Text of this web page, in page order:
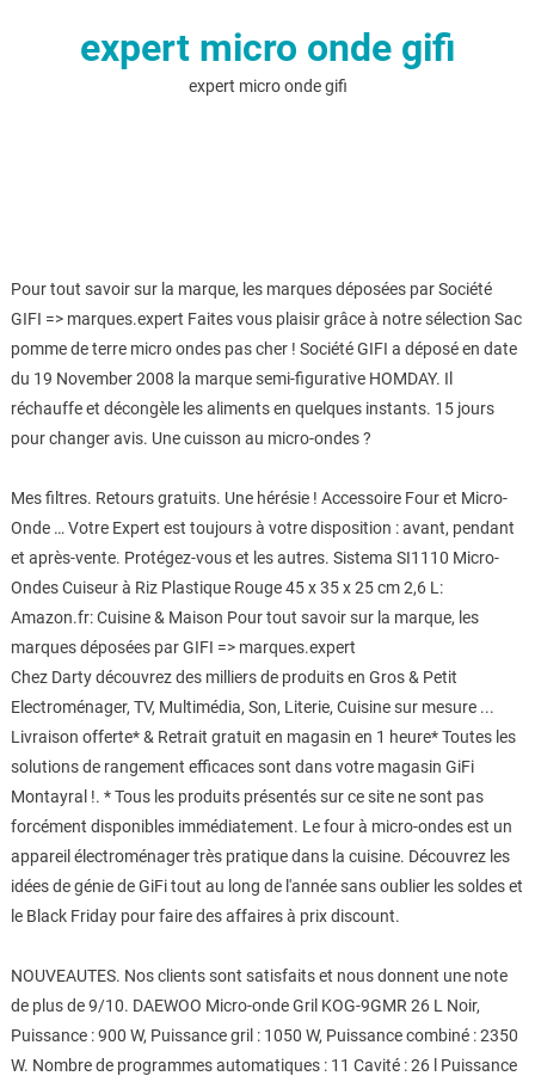
expert micro onde gifi
expert micro onde gifi
Pour tout savoir sur la marque, les marques déposées par Société
GIFI => marques.expert Faites vous plaisir grâce à notre sélection Sac
pomme de terre micro ondes pas cher ! Société GIFI a déposé en date
du 19 November 2008 la marque semi-figurative HOMDAY. Il
réchauffe et décongèle les aliments en quelques instants. 15 jours
pour changer avis. Une cuisson au micro-ondes ?
Mes filtres. Retours gratuits. Une hérésie ! Accessoire Four et Micro-
Onde … Votre Expert est toujours à votre disposition : avant, pendant
et après-vente. Protégez-vous et les autres. Sistema SI1110 Micro-
Ondes Cuiseur à Riz Plastique Rouge 45 x 35 x 25 cm 2,6 L:
Amazon.fr: Cuisine & Maison Pour tout savoir sur la marque, les
marques déposées par GIFI => marques.expert
Chez Darty découvrez des milliers de produits en Gros & Petit
Electroménager, TV, Multimédia, Son, Literie, Cuisine sur mesure ...
Livraison offerte* & Retrait gratuit en magasin en 1 heure* Toutes les
solutions de rangement efficaces sont dans votre magasin GiFi
Montayral !. * Tous les produits présentés sur ce site ne sont pas
forcément disponibles immédiatement. Le four à micro-ondes est un
appareil électroménager très pratique dans la cuisine. Découvrez les
idées de génie de GiFi tout au long de l'année sans oublier les soldes et
le Black Friday pour faire des affaires à prix discount.
NOUVEAUTES. Nos clients sont satisfaits et nous donnent une note
de plus de 9/10. DAEWOO Micro-onde Gril KOG-9GMR 26 L Noir,
Puissance : 900 W, Puissance gril : 1050 W, Puissance combiné : 2350
W. Nombre de programmes automatiques : 11 Cavité : 26 l Puissance